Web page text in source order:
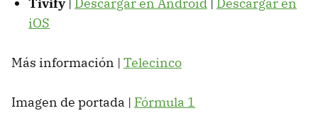
Tivify | Descargar en Android | Descargar en
iOS
Más información | Telecinco
Imagen de portada | Fórmula 1